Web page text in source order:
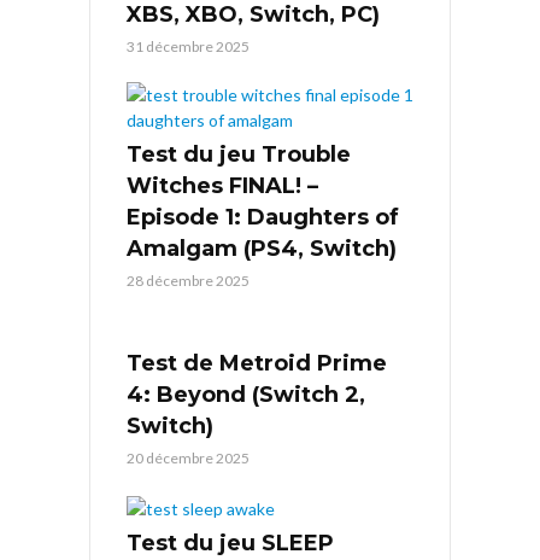
XBS, XBO, Switch, PC)
31 décembre 2025
Test du jeu Trouble
Witches FINAL! –
Episode 1: Daughters of
Amalgam (PS4, Switch)
28 décembre 2025
Test de Metroid Prime
4: Beyond (Switch 2,
Switch)
20 décembre 2025
Test du jeu SLEEP